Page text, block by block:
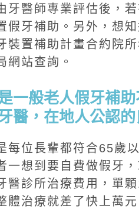
牙醫師專業評估後，
假牙補助。另外，想
裝置補助計畫合約院
網站查詢。
一般老人假牙補
醫，在地人公認的
每位長輩都符合65歲
一想到要自費做假牙
醫診所治療費用，單
體治療就差了快上萬